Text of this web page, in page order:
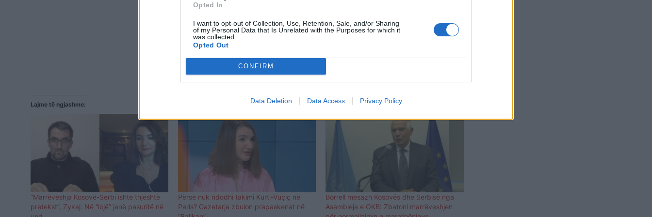
Opted In
I want to opt-out of Collection, Use, Retention, Sale, and/or Sharing
of my Personal Data that Is Unrelated with the Purposes for which it
was collected.
Opted Out
CONFIRM
Data Deletion Data Access Privacy Policy
Lajme të ngjashme:
“Marrëveshja Kosovë-Serbi ishte thjeshtë
pretekst”, Zykaj: Në “lojë” janë pasuritë në
Përse nuk ndodhi takimi Kurti-Vuçiç në
Paris? Gazetarja zbulon prapaskenat në
Borrell mesazh Kosovës dhe Serbisë nga
Asambleja e OKB: Zbatoni marrëveshjen